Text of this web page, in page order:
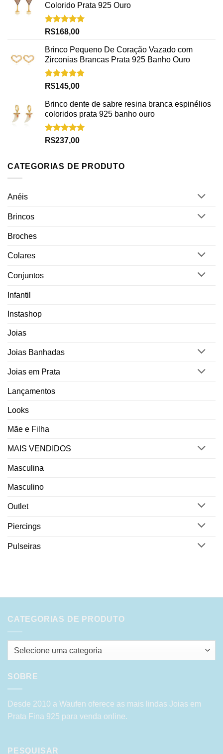
Colorido Prata 925 Ouro
Avaliação
R$168,00
Brinco Pequeno De Coração Vazado com
Zirconias Brancas Prata 925 Banho Ouro
Avaliação
R$145,00
Brinco dente de sabre resina branca espinélios
coloridos prata 925 banho ouro
Avaliação
R$237,00
CATEGORIAS DE PRODUTO
Anéis
Brincos
Broches
Colares
Conjuntos
Infantil
Instashop
Joias
Joias Banhadas
Joias em Prata
Lançamentos
Looks
Mãe e Filha
MAIS VENDIDOS
Masculina
Masculino
Outlet
Piercings
Pulseiras
CATEGORIAS DE PRODUTO
Selecione uma categoria
SOBRE
Desde 2010 a Waufen oferece as mais lindas Joias em
Prata Fina 925 para venda online.
PESQUISAR